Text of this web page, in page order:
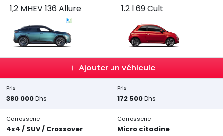
1,2 MHEV 136 Allure 1.2 l 69 Cult
Ajouter un véhicule
Prix
380 000Dhs
Prix
172 500Dhs
Carrosserie
4x4 / SUV / Crossover
Carrosserie
Micro citadine